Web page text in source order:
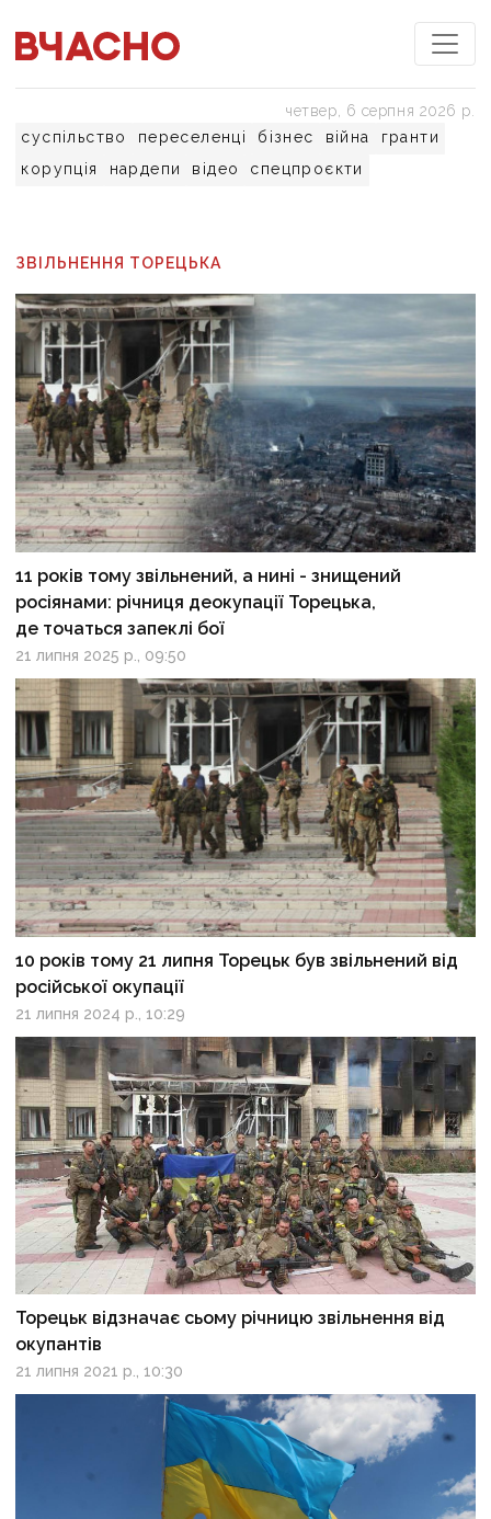
суспільство переселенці бізнес війна
гранти
корупція
нардепи відео спецпроєкти
четвер, 6 серпня 2026 р.
ЗВІЛЬНЕННЯ ТОРЕЦЬКА
11 років тому звільнений, а нині - знищений
росіянами: річниця деокупації Торецька,
де точаться запеклі бої
21 липня 2025 р., 09:50
10 років тому 21 липня Торецьк був звільнений від
російської окупації
21 липня 2024 р., 10:29
Торецьк відзначає сьому річницю звільнення від
окупантів
21 липня 2021 р., 10:30